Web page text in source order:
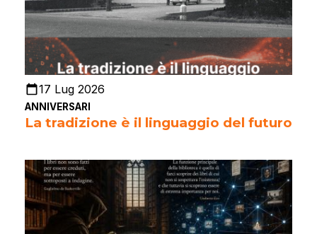
17 Lug 2026
ANNIVERSARI
La tradizione è il linguaggio del futuro